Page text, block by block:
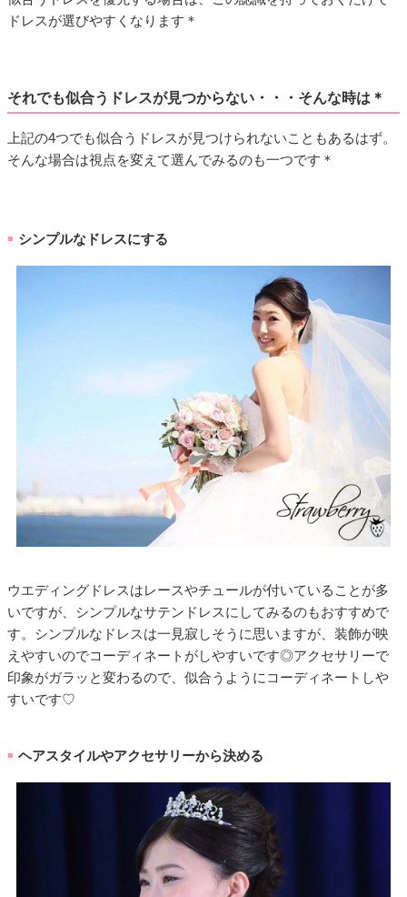
ドレスが選びやすくなります＊
それでも似合うドレスが見つからない・・・そんな時は＊
上記の4つでも似合うドレスが見つけられないこともあるはず。
そんな場合は視点を変えて選んでみるのも一つです＊
■ シンプルなドレスにする
ウエディングドレスはレースやチュールが付いていることが多
いですが、シンプルなサテンドレスにしてみるのもおすすめで
す。シンプルなドレスは一見寂しそうに思いますが、装飾が映
えやすいのでコーディネートがしやすいです◎アクセサリーで
印象がガラッと変わるので、似合うようにコーディネートしや
すいです♡
■ ヘアスタイルやアクセサリーから決める